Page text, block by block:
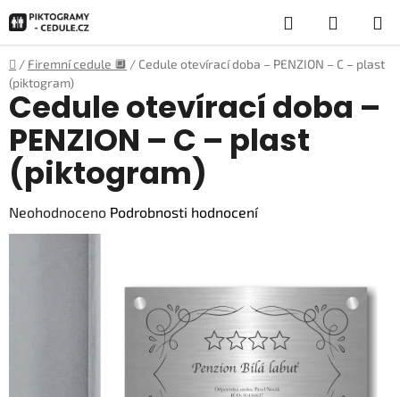
na
obsah
Hledat
KOŠÍK
Domů
/ Firemní cedule 🔲 / Cedule otevírací doba – PENZION – C – plast
(piktogram)
Cedule otevírací doba –
PENZION – C – plast
(piktogram)
Průměrné
hodnocení
Neohodnoceno Podrobnosti hodnocení